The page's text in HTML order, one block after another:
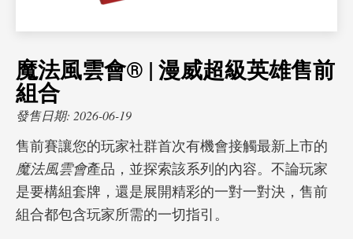
魔法風雲會® | 漫威超級英雄售前
組合
發售日期: 2026-06-19
售前賽讓您的玩家社群首次有機會接觸最新上市的
魔法風雲會產品，並探索該系列的內容。不論玩家
是要構組套牌，還是展開精彩的一對一對決，售前
組合都包含玩家所需的一切指引。